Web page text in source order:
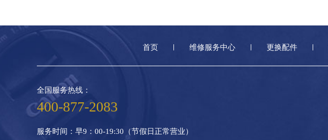
首页 维修服务中心 更换配件
全国服务热线：
400-877-2083
服务时间：早9：00-19:30（节假日正常营业）